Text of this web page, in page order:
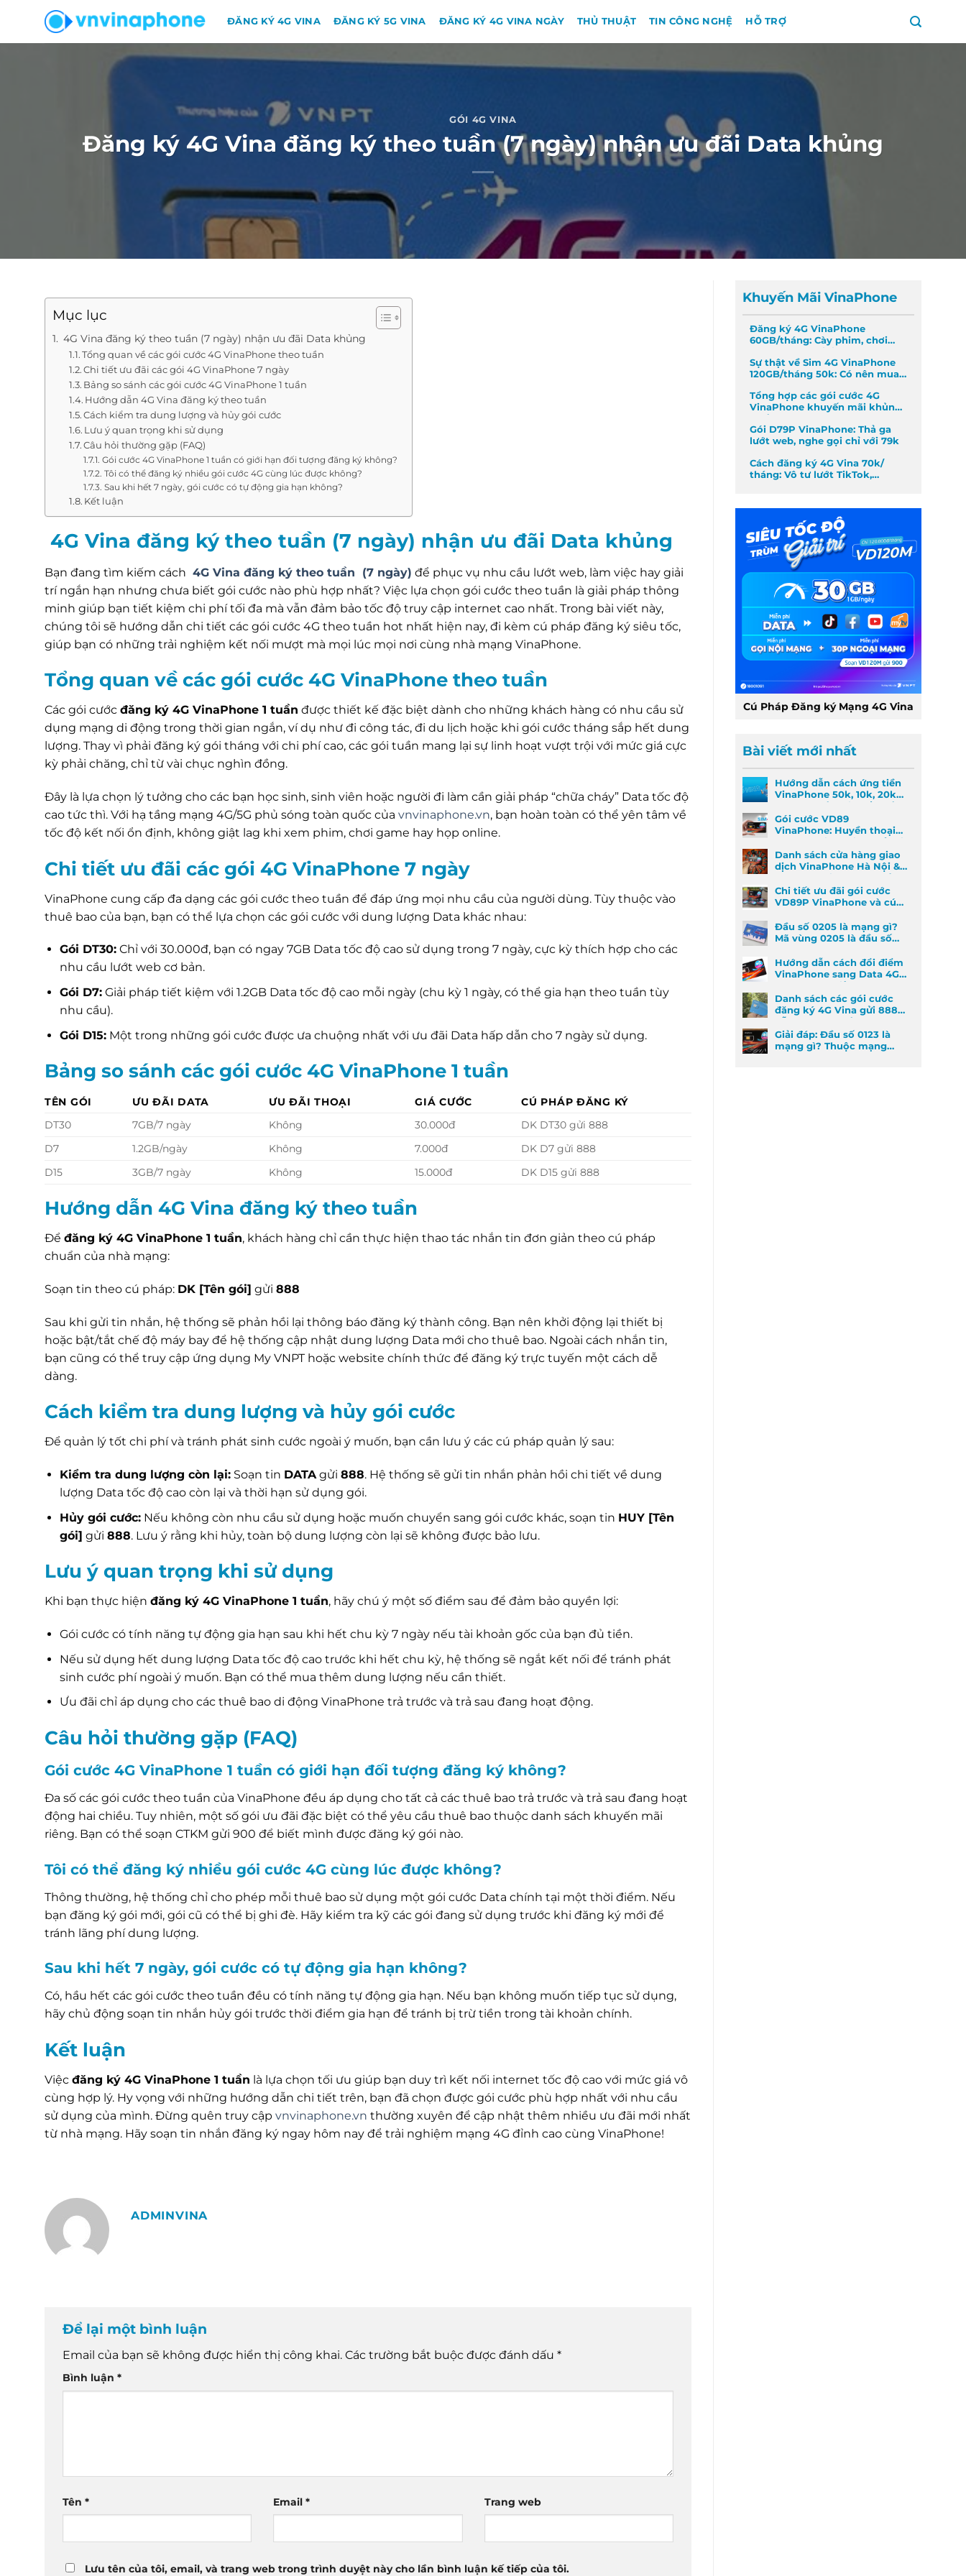
nội
ĐĂNG KÝ 4G VINA ĐĂNG KÝ 5G VINA ĐĂNG KÝ 4G VINA NGÀY THỦ THUẬT TIN CÔNG NGHỆ HỖ TRỢ
GÓI 4G VINA
Đăng ký 4G Vina đăng ký theo tuần (7 ngày) nhận ưu đãi Data khủng
Mục lục
4G Vina đăng ký theo tuần (7 ngày) nhận ưu đãi Data khủng
Tổng quan về các gói cước 4G VinaPhone theo tuần
Chi tiết ưu đãi các gói 4G VinaPhone 7 ngày
Bảng so sánh các gói cước 4G VinaPhone 1 tuần
Hướng dẫn 4G Vina đăng ký theo tuần
Cách kiểm tra dung lượng và hủy gói cước
Lưu ý quan trọng khi sử dụng
Câu hỏi thường gặp (FAQ)
Gói cước 4G VinaPhone 1 tuần có giới hạn đối tượng đăng ký không?
Tôi có thể đăng ký nhiều gói cước 4G cùng lúc được không?
Sau khi hết 7 ngày, gói cước có tự động gia hạn không?
Kết luận
4G Vina đăng ký theo tuần (7 ngày) nhận ưu đãi Data khủng
Bạn đang tìm kiếm cách 4G Vina đăng ký theo tuần (7 ngày) để phục vụ nhu cầu lướt web, làm việc hay giải
trí ngắn hạn nhưng chưa biết gói cước nào phù hợp nhất? Việc lựa chọn gói cước theo tuần là giải pháp thông
minh giúp bạn tiết kiệm chi phí tối đa mà vẫn đảm bảo tốc độ truy cập internet cao nhất. Trong bài viết này,
chúng tôi sẽ hướng dẫn chi tiết các gói cước 4G theo tuần hot nhất hiện nay, đi kèm cú pháp đăng ký siêu tốc,
giúp bạn có những trải nghiệm kết nối mượt mà mọi lúc mọi nơi cùng nhà mạng VinaPhone.
Tổng quan về các gói cước 4G VinaPhone theo tuần
Các gói cước đăng ký 4G VinaPhone 1 tuần được thiết kế đặc biệt dành cho những khách hàng có nhu cầu sử
dụng mạng di động trong thời gian ngắn, ví dụ như đi công tác, đi du lịch hoặc khi gói cước tháng sắp hết dung
lượng. Thay vì phải đăng ký gói tháng với chi phí cao, các gói tuần mang lại sự linh hoạt vượt trội với mức giá cực
kỳ phải chăng, chỉ từ vài chục nghìn đồng.
Đây là lựa chọn lý tưởng cho các bạn học sinh, sinh viên hoặc người đi làm cần giải pháp “chữa cháy” Data tốc độ
cao tức thì. Với hạ tầng mạng 4G/5G phủ sóng toàn quốc của vnvinaphone.vn, bạn hoàn toàn có thể yên tâm về
tốc độ kết nối ổn định, không giật lag khi xem phim, chơi game hay họp online.
Chi tiết ưu đãi các gói 4G VinaPhone 7 ngày
VinaPhone cung cấp đa dạng các gói cước theo tuần để đáp ứng mọi nhu cầu của người dùng. Tùy thuộc vào
thuê bao của bạn, bạn có thể lựa chọn các gói cước với dung lượng Data khác nhau:
Gói DT30:Chỉ với 30.000đ, bạn có ngay 7GB Data tốc độ cao sử dụng trong 7 ngày, cực kỳ thích hợp cho các
nhu cầu lướt web cơ bản.
Gói D7:Giải pháp tiết kiệm với 1.2GB Data tốc độ cao mỗi ngày (chu kỳ 1 ngày, có thể gia hạn theo tuần tùy
nhu cầu).
Gói D15:Một trong những gói cước được ưa chuộng nhất với ưu đãi Data hấp dẫn cho 7 ngày sử dụng.
Bảng so sánh các gói cước 4G VinaPhone 1 tuần
TÊN GÓI ƯU ĐÃI DATA ƯU ĐÃI THOẠI GIÁ CƯỚC
CÚ PHÁP ĐĂNG KÝ
DT30
7GB/7 ngày Không 30.000đ
DK DT30 gửi 888
D7
1.2GB/ngày Không 7.000đ
DK D7 gửi 888
D15
3GB/7 ngày Không 15.000đ DK D15 gửi 888
Hướng dẫn 4G Vina đăng ký theo tuần
Để đăng ký 4G VinaPhone 1 tuần, khách hàng chỉ cần thực hiện thao tác nhắn tin đơn giản theo cú pháp
chuẩn của nhà mạng:
Soạn tin theo cú pháp: DK [Tên gói] gửi 888
Sau khi gửi tin nhắn, hệ thống sẽ phản hồi lại thông báo đăng ký thành công. Bạn nên khởi động lại thiết bị
hoặc bật/tắt chế độ máy bay để hệ thống cập nhật dung lượng Data mới cho thuê bao. Ngoài cách nhắn tin,
bạn cũng có thể truy cập ứng dụng My VNPT hoặc website chính thức để đăng ký trực tuyến một cách dễ
dàng.
Cách kiểm tra dung lượng và hủy gói cước
Để quản lý tốt chi phí và tránh phát sinh cước ngoài ý muốn, bạn cần lưu ý các cú pháp quản lý sau:
Kiểm tra dung lượng còn lại:Soạn tin DATAgửi 888. Hệ thống sẽ gửi tin nhắn phản hồi chi tiết về dung
lượng Data tốc độ cao còn lại và thời hạn sử dụng gói.
Hủy gói cước:Nếu không còn nhu cầu sử dụng hoặc muốn chuyển sang gói cước khác, soạn tin HUY [Tên
gói] gửi 888. Lưu ý rằng khi hủy, toàn bộ dung lượng còn lại sẽ không được bảo lưu.
Lưu ý quan trọng khi sử dụng
Khi bạn thực hiện đăng ký 4G VinaPhone 1 tuần, hãy chú ý một số điểm sau để đảm bảo quyền lợi:
Gói cước có tính năng tự động gia hạn sau khi hết chu kỳ 7 ngày nếu tài khoản gốc của bạn đủ tiền.
Nếu sử dụng hết dung lượng Data tốc độ cao trước khi hết chu kỳ, hệ thống sẽ ngắt kết nối để tránh phát
sinh cước phí ngoài ý muốn. Bạn có thể mua thêm dung lượng nếu cần thiết.
Ưu đãi chỉ áp dụng cho các thuê bao di động VinaPhone trả trước và trả sau đang hoạt động.
Câu hỏi thường gặp (FAQ)
Gói cước 4G VinaPhone 1 tuần có giới hạn đối tượng đăng ký không?
Đa số các gói cước theo tuần của VinaPhone đều áp dụng cho tất cả các thuê bao trả trước và trả sau đang hoạt
động hai chiều. Tuy nhiên, một số gói ưu đãi đặc biệt có thể yêu cầu thuê bao thuộc danh sách khuyến mãi
riêng. Bạn có thể soạn CTKM gửi 900 để biết mình được đăng ký gói nào.
Tôi có thể đăng ký nhiều gói cước 4G cùng lúc được không?
Thông thường, hệ thống chỉ cho phép mỗi thuê bao sử dụng một gói cước Data chính tại một thời điểm. Nếu
bạn đăng ký gói mới, gói cũ có thể bị ghi đè. Hãy kiểm tra kỹ các gói đang sử dụng trước khi đăng ký mới để
tránh lãng phí dung lượng.
Sau khi hết 7 ngày, gói cước có tự động gia hạn không?
Có, hầu hết các gói cước theo tuần đều có tính năng tự động gia hạn. Nếu bạn không muốn tiếp tục sử dụng,
hãy chủ động soạn tin nhắn hủy gói trước thời điểm gia hạn để tránh bị trừ tiền trong tài khoản chính.
Kết luận
Việc đăng ký 4G VinaPhone 1 tuần là lựa chọn tối ưu giúp bạn duy trì kết nối internet tốc độ cao với mức giá vô
cùng hợp lý. Hy vọng với những hướng dẫn chi tiết trên, bạn đã chọn được gói cước phù hợp nhất với nhu cầu
sử dụng của mình. Đừng quên truy cập vnvinaphone.vn thường xuyên để cập nhật thêm nhiều ưu đãi mới nhất
từ nhà mạng. Hãy soạn tin nhắn đăng ký ngay hôm nay để trải nghiệm mạng 4G đỉnh cao cùng VinaPhone!
ADMINVINA
Để lại một bình luận
Email của bạn sẽ không được hiển thị công khai. Các trường bắt buộc được đánh dấu *
Bình luận *
Tên * Email* Trang web
Lưu tên của tôi, email, và trang web trong trình duyệt này cho lần bình luận kế tiếp của tôi.
Khuyến Mãi VinaPhone
Đăng ký 4G VinaPhone
60GB/tháng: Cày phim, chơi
Sự thật về Sim 4G VinaPhone
120GB/tháng 50k: Có nên mua
Tổng hợp các gói cước 4G
VinaPhone khuyến mãi khủng
Gói D79P VinaPhone: Thả ga
lướt web, nghe gọi chỉ với 79k
Cách đăng ký 4G Vina 70k/
tháng: Vô tư lướt TikTok,
Cú Pháp Đăng ký Mạng 4G Vina
Bài viết mới nhất
Hướng dẫn cách ứng tiền
VinaPhone 50k, 10k, 20k
nhanh nhất khi khẩn cấp
Gói cước VD89
VinaPhone: Huyền thoại
Data & Gọi thoại đã trở lại
Danh sách cửa hàng giao
dịch VinaPhone Hà Nội &
Cách tìm VinaPhone gần
đây
Chi tiết ưu đãi gói cước
VD89P VinaPhone và cú
Đầu số 0205 là mạng gì?
Mã vùng 0205 là đầu số
Hướng dẫn cách đổi điểm
VinaPhone sang Data 4G
cực kỳ đơn giản
Danh sách các gói cước
đăng ký 4G Vina gửi 888
dễ đăng ký nhất
Giải đáp: Đầu số 0123 là
mạng gì? Thuộc mạng